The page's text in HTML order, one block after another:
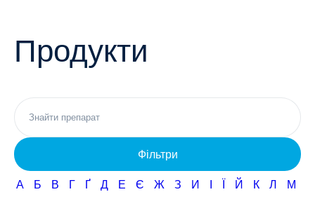
Неврологія
Фармаконагляд
Кар'єра
Продукти
Фільтри
А Б В Г Ґ Д Е Є Ж З И І Ї Й К Л М